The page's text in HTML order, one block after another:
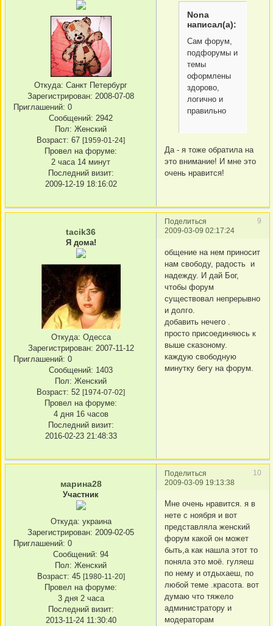
Откуда: Санкт Петербург
Зарегистрирован: 2008-07-08
Приглашений: 0
Сообщений: 2942
Пол: Женский
Возраст: 67 [1959-01-24]
Провел на форуме:
2 часа 14 минут
Последний визит:
2009-12-19 18:16:02
Nona
написал(а):
Сам форум,
подфорумы и
темы
оформлены
здорово,
логично и
правильно
Да - я тоже обратила на
это внимание! И мне это
очень нравится!
Поделиться
9
2009-03-09 02:17:24
tacik36
Я дома!
Откуда: Одесса
Зарегистрирован: 2007-11-12
Приглашений: 0
Сообщений: 1403
Пол: Женский
Возраст: 52 [1974-07-02]
Провел на форуме:
4 дня 16 часов
Последний визит:
2016-02-23 21:48:33
общение на нем приносит
нам свободу, радость и
надежду. И дай Бог,
чтобы форум
существовал непрерывно
и долго.
добавить нечего .
просто присоединяюсь к
выше сказоному.
каждую свободную
минутку бегу на форум.
Поделиться
10
2009-03-09 19:13:38
марина28
Участник
Откуда: украина
Зарегистрирован: 2009-02-05
Приглашений: 0
Сообщений: 94
Пол: Женский
Возраст: 45 [1980-11-20]
Провел на форуме:
3 дня 2 часа
Последний визит:
2013-11-24 11:30:40
Мне очень нравится. я в
нете с ноября и вот
представляла женский
форум какой он может
быть,а как нашла этот то
поняла это моё. гуляеш
по нему и отдыхаеш, по
любой теме .красота. вот
думаю что тяжело
администратору и
модераторам